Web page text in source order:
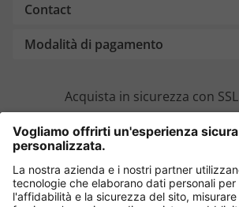
Contact
Modalità di pagamento
Acquista in sicurezza con SSL
Cambia Paese
Italia